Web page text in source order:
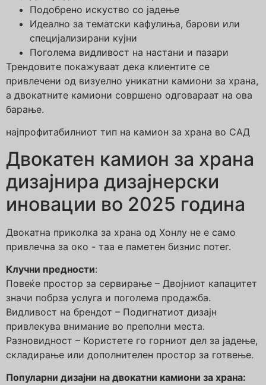
Подобрено искуство со јадење
Идеално за тематски кафулиња, барови или
специјализирани кујни
Поголема видливост на настани и пазари
Трендовите покажуваат дека клиентите се
привлечени од визуелно уникатни камиони за храна,
а двокатните камиони совршено одговараат на ова
барање.
најпрофитабилниот тип на камион за храна во САД
Двокатен камион за храна
дизајнира дизајнерски
иновации во 2025 година
Двокатна приколка за храна од Хонлу не е само
привлечна за око - таа е паметен бизнис потег.
Клучни предности:
Повеќе простор за сервирање – Двојниот капацитет
значи побрза услуга и поголема продажба.
Видливост на брендот – Подигнатиот дизајн
привлекува внимание во преполни места.
Разновидност – Користете го горниот дел за јадење,
складирање или дополнителен простор за готвење.
Популарни дизајни на двокатни камиони за храна: